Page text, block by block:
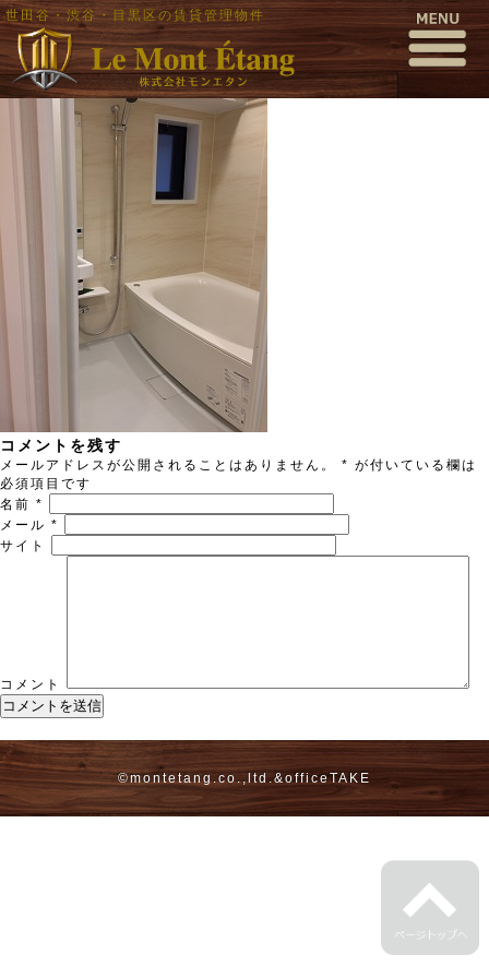
世田谷・渋谷・目黒区の賃貸管理物件
IMG_1875
公開日時: 2017年6月27日245 × 327 (IMG_1875
← 前へ 次へ →
コメントを残す
メールアドレスが公開されることはありません。 * が付いている欄は
必須項目です
名前 *
メール *
サイト
コメント
©montetang.co.,ltd.&officeTAKE